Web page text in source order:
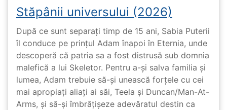
Stăpânii universului (2026)
După ce sunt separați timp de 15 ani, Sabia Puterii
îl conduce pe prințul Adam înapoi în Eternia, unde
descoperă că patria sa a fost distrusă sub domnia
malefică a lui Skeletor. Pentru a-și salva familia și
lumea, Adam trebuie să-și unească forțele cu cei
mai apropiați aliați ai săi, Teela și Duncan/Man-At-
Arms, și să-și îmbrățișeze adevăratul destin ca